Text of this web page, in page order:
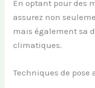
En optant pour des
assurez non
mais également sa
climatiques.
Techniques de pose